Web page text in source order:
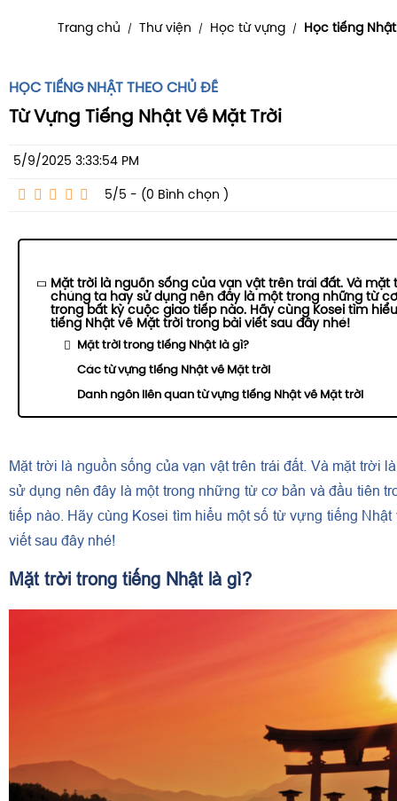
Trang chủ / Thư viện / Học từ vựng / Học tiếng
HỌC TIẾNG NHẬT THEO CHỦ ĐỀ
Từ Vựng Tiếng Nhật Về Mặt Trời
5/9/2025 3:33:54 PM
5/5 - (0 Bình chọn )
Mặt trời là nguồn sống của vạn vật trên trái đất. Và mặt
chúng ta hay sử dụng nên đây là một trong những từ
trong bất kỳ cuộc giao tiếp nào. Hãy cùng Kosei tìm
tiếng Nhật về Mặt trời trong bài viết sau đây nhé!
Mặt trời trong tiếng Nhật là gì?
Các từ vựng tiếng Nhật về Mặt trời
Danh ngôn liên quan từ vựng tiếng Nhật về Mặt trời
Mặt trời là nguồn sống của vạn vật trên trái đất. Và mặt trời
sử dụng nên đây là một trong những từ cơ bản và đầu tiên
tiếp nào. Hãy cùng Kosei tìm hiểu một số từ vựng tiếng
viết sau đây nhé!
Mặt trời trong tiếng Nhật là gì?